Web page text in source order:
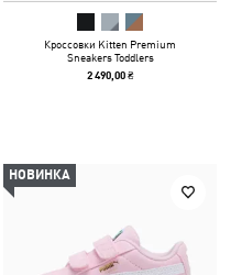
Кроссовки Kitten Premium
Sneakers Toddlers
2 490,00 ₴
НОВИНКА